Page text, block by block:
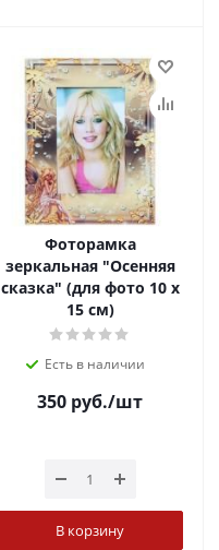
Фоторамка
зеркальная "Осенняя
сказка" (для фото 10 х
15 см)
Есть в наличии
350 руб./шт
В корзину